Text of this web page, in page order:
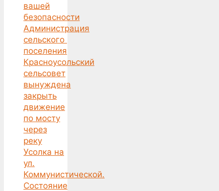
вашей
безопасности
Администрация
сельского
поселения
Красноусольский
сельсовет
вынуждена
закрыть
движение
по мосту
через
реку
Усолка на
ул.
Коммунистической.
Состояние